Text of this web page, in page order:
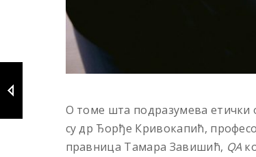
О томе шта подразумева етички
су др Ђорђе Кривокапић,
правница Тамара Завишић, QA